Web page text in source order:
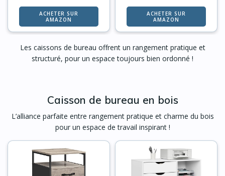
ACHETER SUR
AMAZON
ACHETER SUR
AMAZON
Les caissons de bureau offrent un rangement pratique et
structuré, pour un espace toujours bien ordonné !
Caisson de bureau en bois
L’alliance parfaite entre rangement pratique et charme du bois
pour un espace de travail inspirant !